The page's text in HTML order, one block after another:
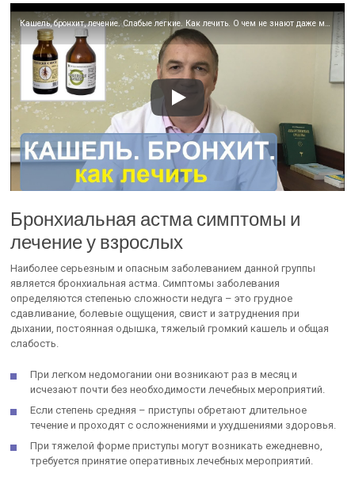
Кашель, бронхит, лечение. Слабые легкие. Как лечить. О чем не знают даже многие врачи.
Бронхиальная астма симптомы и
лечение у взрослых
Наиболее серьезным и опасным заболеванием данной группы
является бронхиальная астма. Симптомы заболевания
определяются степенью сложности недуга – это грудное
сдавливание, болевые ощущения, свист и затруднения при
дыхании, постоянная одышка, тяжелый громкий кашель и общая
слабость.
При легком недомогании они возникают раз в месяц и
исчезают почти без необходимости лечебных мероприятий.
Если степень средняя – приступы обретают длительное
течение и проходят с осложнениями и ухудшениями здоровья.
При тяжелой форме приступы могут возникать ежедневно,
требуется принятие оперативных лечебных мероприятий.